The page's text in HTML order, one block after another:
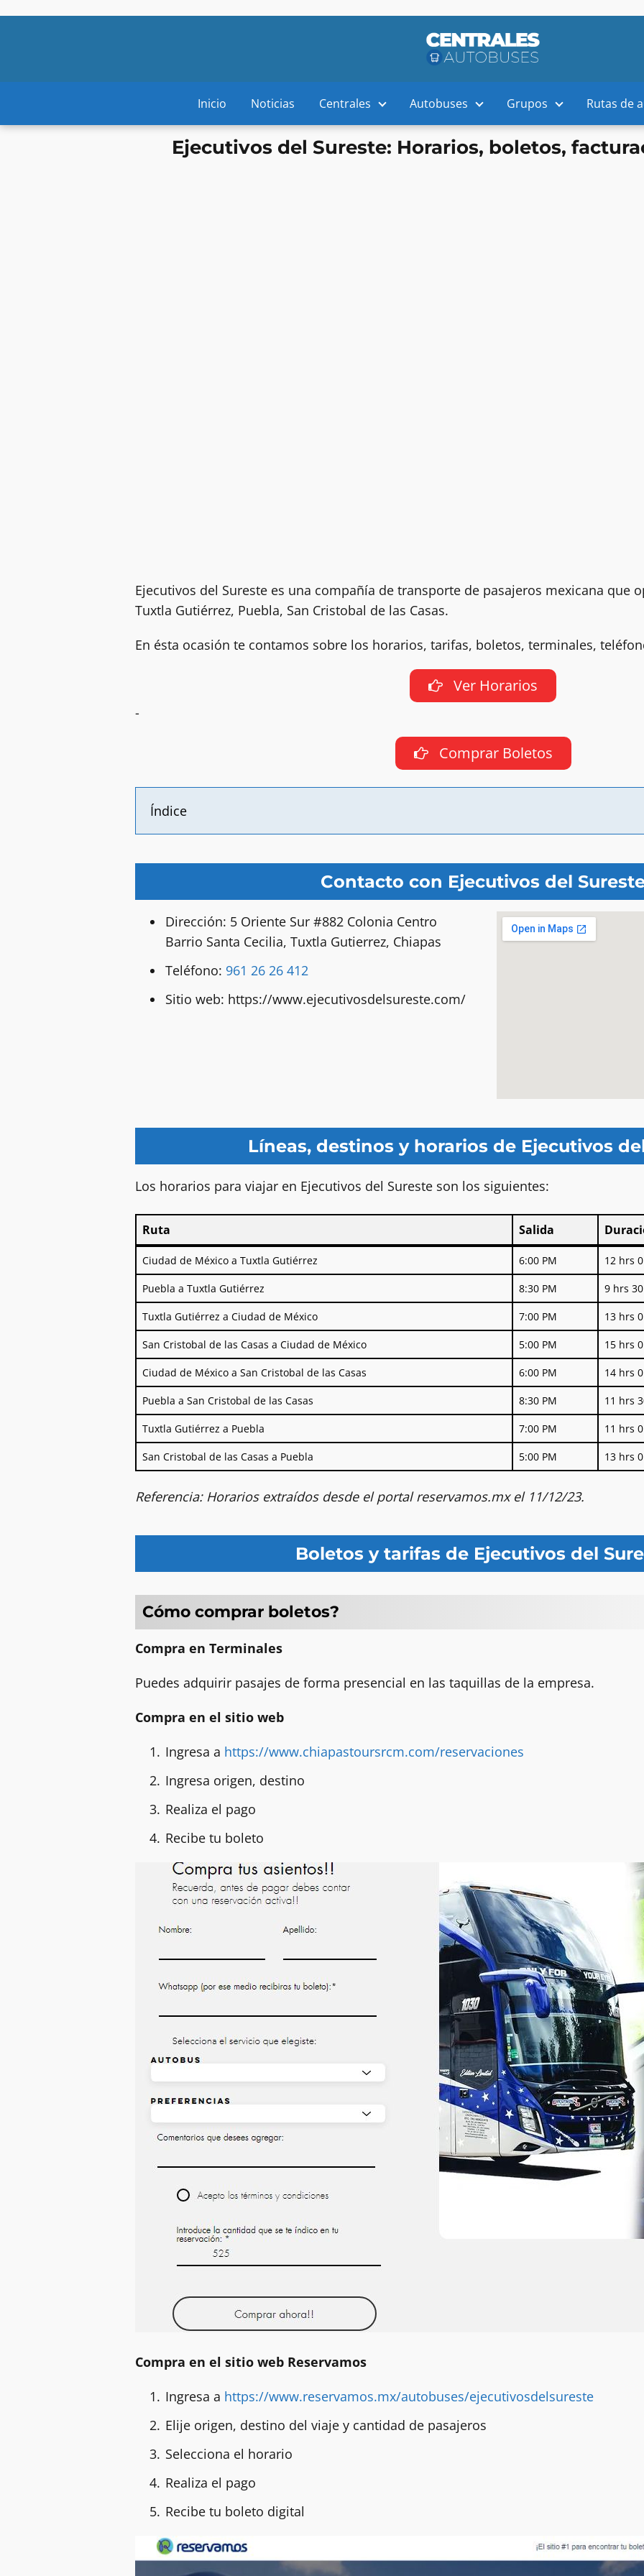
Inicio Noticias Centrales Autobuses Grupos Rutas de
Ejecutivos del Sureste: Horarios, boletos,
Ejecutivos del Sureste es una compañía de transporte de pasajeros mexicana que
Tuxtla Gutiérrez, Puebla, San Cristobal de las Casas.
En ésta ocasión te contamos sobre los horarios, tarifas, boletos, terminales,
Ver Horarios
-
Comprar Boletos
Índice
Contacto con Ejecutivos del
Dirección: 5 Oriente Sur #882 Colonia Centro
Barrio Santa Cecilia, Tuxtla Gutierrez, Chiapas
Teléfono: 961 26 26 412
Sitio web: https://www.ejecutivosdelsureste.com/
Líneas, destinos y horarios de Ejecutivos
Los horarios para viajar en Ejecutivos del Sureste son los siguientes:
Ruta Salida
Ruta
Salida
Ciudad de México a Tuxtla Gutiérrez 6:00 PM 12 hrs
Puebla a Tuxtla Gutiérrez 8:30 PM 9 hrs
Tuxtla Gutiérrez a Ciudad de México 7:00 PM 13 hrs
San Cristobal de las Casas a Ciudad de México 5:00 PM 15 hrs
Ciudad de México a San Cristobal de las Casas 6:00 PM 14 hrs
Puebla a San Cristobal de las Casas 8:30 PM 11 hrs
Tuxtla Gutiérrez a Puebla 7:00 PM 11 hrs
San Cristobal de las Casas a Puebla 5:00 PM 13 hrs
Referencia: Horarios extraídos desde el portal reservamos.mx el 11/12/23.
Boletos y tarifas de Ejecutivos del
Cómo comprar boletos?
Compra en Terminales
Puedes adquirir pasajes de forma presencial en las taquillas de la empresa.
Compra en el sitio web
Ingresa a https://www.chiapastoursrcm.com/reservaciones
Ingresa origen, destino
Realiza el pago
Recibe tu boleto
Compra en el sitio web Reservamos
Ingresa a https://www.reservamos.mx/autobuses/ejecutivosdelsureste
Elije origen, destino del viaje y cantidad de pasajeros
Selecciona el horario
Realiza el pago
Recibe tu boleto digital